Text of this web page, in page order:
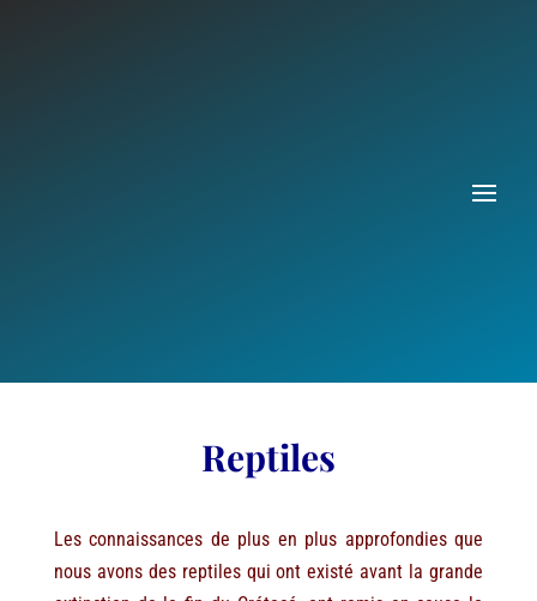
Reptiles
Les connaissances de plus en plus approfondies que
nous avons des reptiles qui ont existé avant la grande